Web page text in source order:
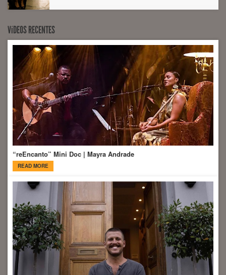
VíDEOS RECENTES
“reEncanto” Mini Doc | Mayra Andrade
READ MORE